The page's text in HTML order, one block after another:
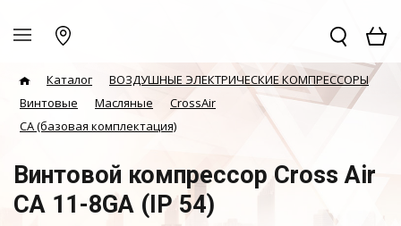
Каталог
ВОЗДУШНЫЕ ЭЛЕКТРИЧЕСКИЕ КОМПРЕССОРЫ
Винтовые
Масляные
CrossAir
CA (базовая комплектация)
Винтовой компрессор Cross Air
CA 11-8GA (IP 54)